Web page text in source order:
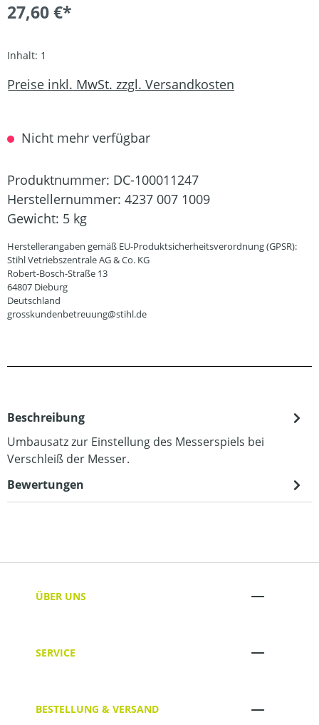
27,60 €*
Inhalt: 1
Preise inkl. MwSt. zzgl. Versandkosten
Nicht mehr verfügbar
Produktnummer: DC-100011247
Herstellernummer: 4237 007 1009
Gewicht: 5 kg
Herstellerangaben gemäß EU-Produktsicherheitsverordnung (GPSR):
Stihl Vetriebszentrale AG & Co. KG
Robert-Bosch-Straße 13
64807 Dieburg
Deutschland
grosskundenbetreuung@stihl.de
Beschreibung
Umbausatz zur Einstellung des Messerspiels bei
Verschleiß der Messer.
Bewertungen
ÜBER UNS
SERVICE
BESTELLUNG & VERSAND